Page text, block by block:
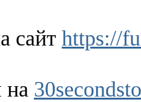
сайт https://
на